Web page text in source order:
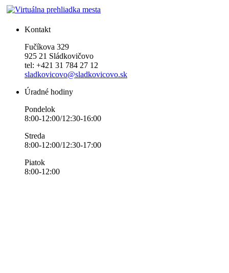
Kontakt
Fučíkova 329
925 21 Sládkovičovo
tel: +421 31 784 27 12
sladkovicovo@sladkovicovo.sk
Úradné hodiny
Pondelok
8:00-12:00/12:30-16:00
Streda
8:00-12:00/12:30-17:00
Piatok
8:00-12:00